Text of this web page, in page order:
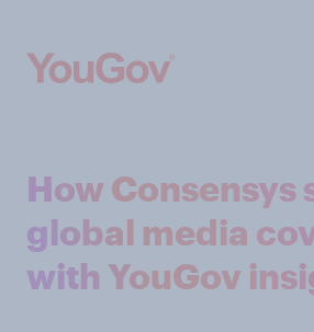
How Consensys
global media
with YouGov